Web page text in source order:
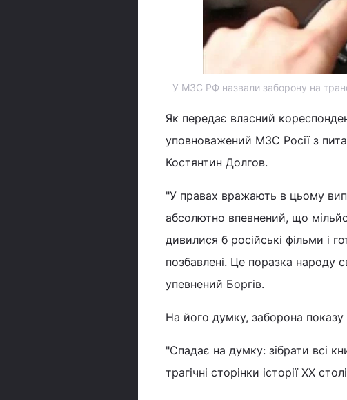
У МЗС РФ назвали заборону на
Як передає власний
уповноважений МЗС Росії з
Костянтин Долгов.
"У правах вражають в цьому
абсолютно впевнений, що
дивилися б російські фільми і
позбавлені. Це поразка народу
упевнений Боргів.
На його думку, заборона показу
"Спадає на думку: зібрати всі
трагічні сторінки історії XX